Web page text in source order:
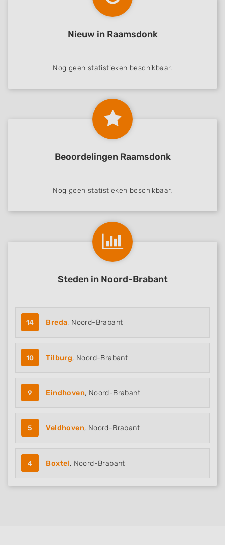
Nieuw in Raamsdonk
Nog geen statistieken beschikbaar.
Beoordelingen Raamsdonk
Nog geen statistieken beschikbaar.
Steden in Noord-Brabant
14 Breda, Noord-Brabant
10 Tilburg, Noord-Brabant
9 Eindhoven, Noord-Brabant
5 Veldhoven, Noord-Brabant
4 Boxtel, Noord-Brabant